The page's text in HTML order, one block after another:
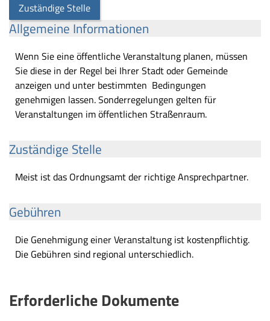
Zuständige Stelle
Allgemeine Informationen
Wenn Sie eine öffentliche Veranstaltung planen, müssen
Sie diese in der Regel bei Ihrer Stadt oder Gemeinde
anzeigen und unter bestimmten Bedingungen
genehmigen lassen. Sonderregelungen gelten für
Veranstaltungen im öffentlichen Straßenraum.
Zuständige Stelle
Meist ist das Ordnungsamt der richtige Ansprechpartner.
Gebühren
Die Genehmigung einer Veranstaltung ist kostenpflichtig.
Die Gebühren sind regional unterschiedlich.
Erforderliche Dokumente